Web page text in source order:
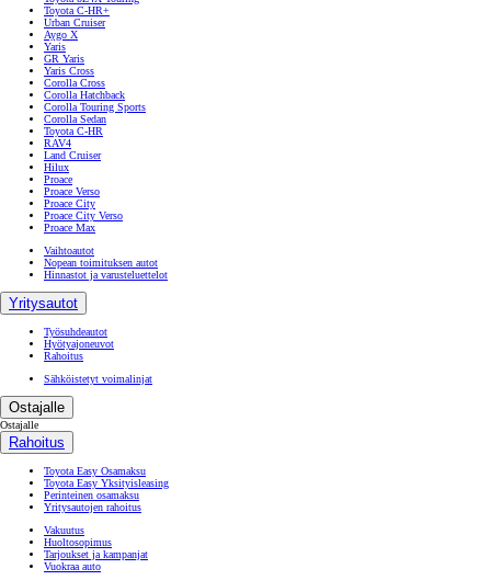
Toyota C-HR+
Urban Cruiser
Aygo X
Yaris
GR Yaris
Yaris Cross
Corolla Cross
Corolla Hatchback
Corolla Touring Sports
Corolla Sedan
Toyota C-HR
RAV4
Land Cruiser
Hilux
Proace
Proace Verso
Proace City
Proace City Verso
Proace Max
Vaihtoautot
Nopean toimituksen autot
Hinnastot ja varusteluettelot
Yritysautot
Työsuhdeautot
Hyötyajoneuvot
Rahoitus
Sähköistetyt voimalinjat
Ostajalle
Ostajalle
Rahoitus
Toyota Easy Osamaksu
Toyota Easy Yksityisleasing
Perinteinen osamaksu
Yritysautojen rahoitus
Vakuutus
Huoltosopimus
Tarjoukset ja kampanjat
Vuokraa auto